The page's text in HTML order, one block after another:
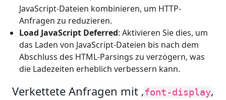
JavaScript-Dateien kombinieren, um HTTP-
Anfragen zu reduzieren.
Load JavaScript Deferred: Aktivieren Sie dies, um
das Laden von JavaScript-Dateien bis nach dem
Abschluss des HTML-Parsings zu verzögern, was
die Ladezeiten erheblich verbessern kann.
Verkettete Anfragen mit ‚font-display‚